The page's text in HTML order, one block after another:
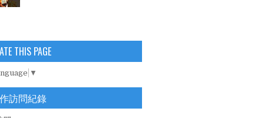
THIS PAGE
▼
訪問紀錄